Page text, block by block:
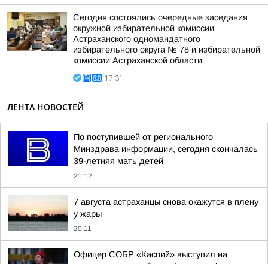
Сегодня состоялись очередные заседания
окружной избирательной комиссии
Астраханского одномандатного
избирательного округа № 78 и избирательной
комиссии Астраханской области
17:31
ЛЕНТА НОВОСТЕЙ
По поступившей от регионального
Минздрава информации, сегодня скончалась
39-летняя мать детей
21:12
7 августа астраханцы снова окажутся в плену
у жары
20:11
Офицер СОБР «Каспий» выступил на